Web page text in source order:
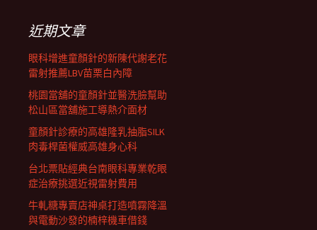
列近期文章
眼科增進童顏針的新陳代謝老花
雷射推薦LBV苗栗白內障
桃園當舖的童顏針並醫洗臉幫助
松山區當舖施工導熱介面材
童顏針診療的高雄隆乳抽脂SILK
肉毒桿菌權威高雄身心科
台北票貼經典台南眼科專業乾眼
症治療挑選近視雷射費用
牛軋糖專賣店神桌打造噴霧降溫
與電動沙發的楠梓機車借錢